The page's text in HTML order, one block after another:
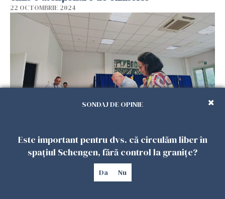
22 OCTOMBRIE 2024
AEP: 6.200 de cereri de la românii din
străinătate de a vota prin corespondenţă şi la
secţii la prezidenţiale şi 6.100 la parlamentare
SONDAJ DE OPINIE
Este important pentru dvs. că circulăm liber în
spațiul Schengen, fără control la granițe?
Da Nu